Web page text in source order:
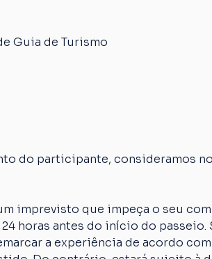
Guia de Turismo
do participante, consideramos
imprevisto que impeça o seu
horas antes do início do
a experiência de acordo